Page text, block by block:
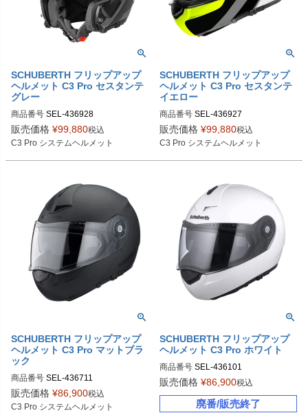
SCHUBERTH フリップアップ
ヘルメット C3 Pro セスタンテ
グレー
商品番号 SEL-436928
XS 4369283360
S 4369284360
L 4369286360
XXL 4369288360
XXXL 4369289360
販売価格 ¥99,880税込
C3 Pro システムヘルメット
SCHUBERTH フリップアップ
ヘルメット C3 Pro セスタンテ
イエロー
商品番号 SEL-436927
XS 4369273360
S 4369274360
L 4369276360
XXL 4369278360
XXXL 4369279360
販売価格 ¥99,880税込
C3 Pro システムヘルメット
SCHUBERTH フリップアップ
ヘルメット C3 Pro マットブラ
ック
商品番号 SEL-436711
XS 4367113360
S 4367114360
販売価格 ¥86,900税込
C3 Pro システムヘルメット
SCHUBERTH フリップアップ
ヘルメット C3 Pro ホワイト
商品番号 SEL-436101
XS　4361013360
M　4361015360
販売価格 ¥86,900税込
廃番/販売終了